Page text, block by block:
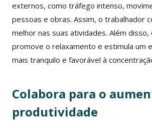
externos, como tráfego intenso,
pessoas e obras. Assim, o trabalhador
melhor nas suas atividades. Além disso,
promove o relaxamento e estimula um
mais tranquilo e favorável à
Colabora para o
produtividade